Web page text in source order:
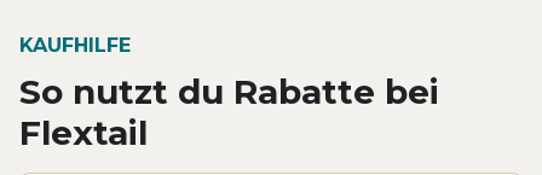
KAUFHILFE
So nutzt du Rabatte bei
Flextail